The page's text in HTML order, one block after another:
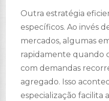
Outra estratégia
específicos. Ao invés
mercados, algumas
rapidamente quando
com demandas
agregado. Isso
especialização facilita